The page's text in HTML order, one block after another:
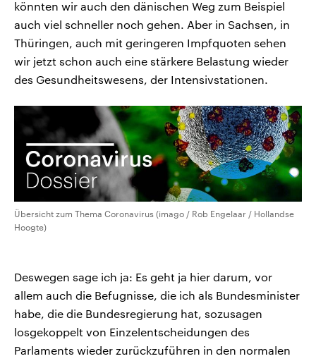
könnten wir auch den dänischen Weg zum Beispiel
auch viel schneller noch gehen. Aber in Sachsen, in
Thüringen, auch mit geringeren Impfquoten sehen
wir jetzt schon auch eine stärkere Belastung wieder
des Gesundheitswesens, der Intensivstationen.
Übersicht zum Thema Coronavirus (imago / Rob Engelaar / Hollandse
Hoogte)
Deswegen sage ich ja: Es geht ja hier darum, vor
allem auch die Befugnisse, die ich als Bundesminister
habe, die die Bundesregierung hat, sozusagen
losgekoppelt von Einzelentscheidungen des
Parlaments wieder zurückzuführen in den normalen